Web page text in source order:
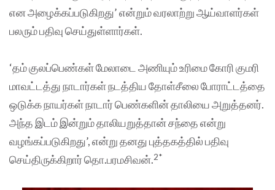
என அழைக்கப்படுகிறது’ என்றும் வரலாற்று ஆய்வாளர்கள்
பலரும் பதிவு செய்துள்ளார்கள்.
‘தம் குலப்பெண்கள் மேலாடை அணியும் உரிமை கோரி குமரி
மாவட்டத்து நாடார்கள் நடத்திய தோள்சீலை போராட்டத்தை
ஒடுக்க நாயர்கள் நாடார் பெண்களின் தாலியை அறுத்தனர்.
அந்த இடம் இன்றும் தாலியறுத்தான் சந்தை என்று
வழங்கப்படுகிறது’, என்று தனது புத்தகத்தில் பதிவு
செய்திருக்கிறார் தொ.பரமசிவன்.2*